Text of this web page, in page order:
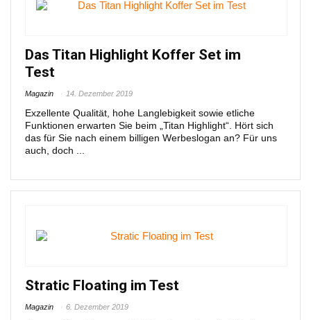
Das Titan Highlight Koffer Set im
Test
Magazin 14. Dezember 2019
Exzellente Qualität, hohe Langlebigkeit sowie etliche
Funktionen erwarten Sie beim „Titan Highlight“. Hört sich
das für Sie nach einem billigen Werbeslogan an? Für uns
auch, doch ...
Stratic Floating im Test
Magazin 6. Dezember 2019